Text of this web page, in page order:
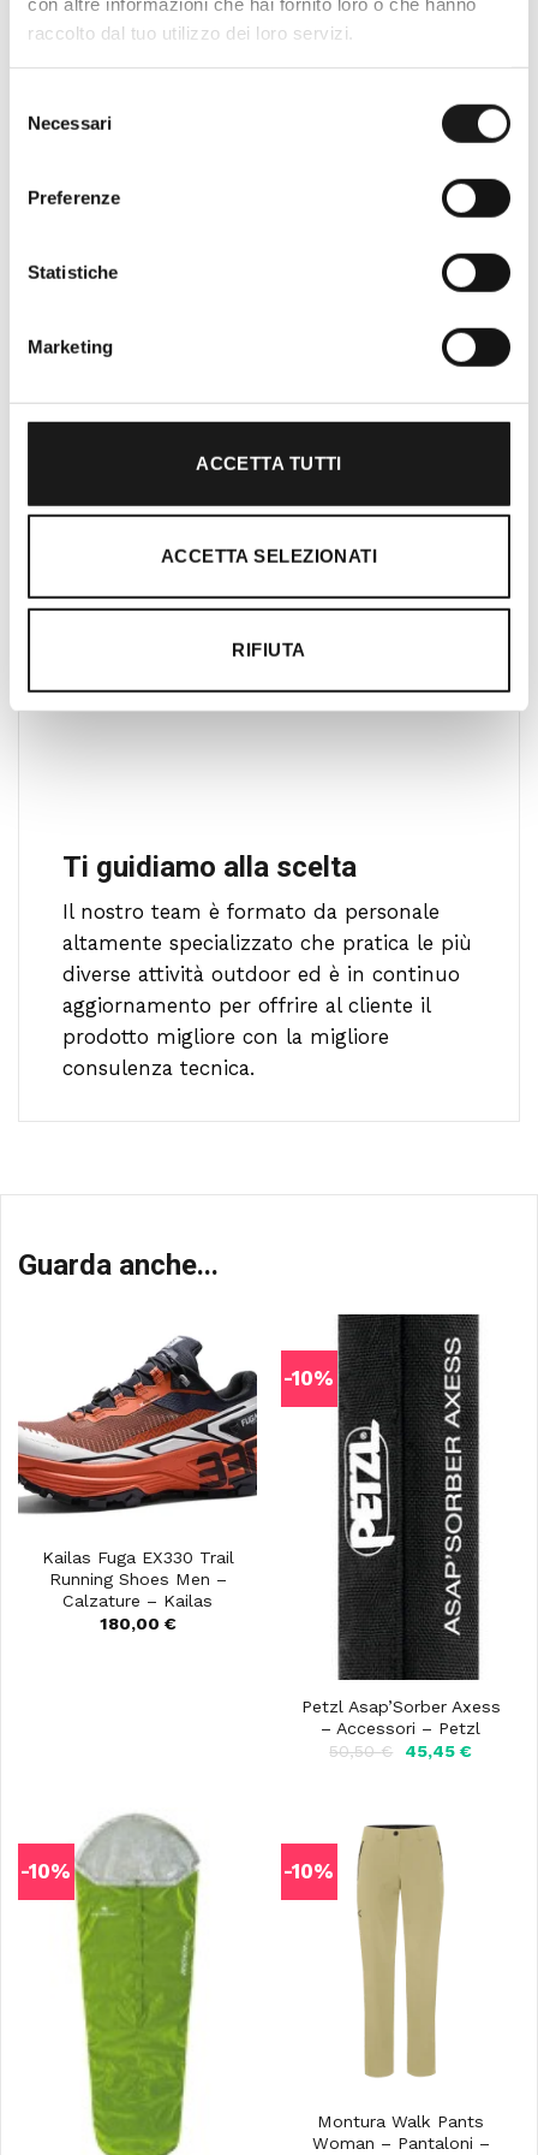
raccolto dal tuo utilizzo dei loro servizi.
delNecessari
Preferenze
Statistiche
Marketing
ACCETTA TUTTI
ACCETTA SELEZIONATI
RIFIUTA
per amanti dell’outdoor a Roma e nel
clienti con professionalità, rendendo
l’acquisto un’esperienza formativa e
Ti guidiamo alla scelta
Il nostro team è formato da personale
altamente specializzato che pratica le più
diverse attività outdoor ed è in continuo
aggiornamento per offrire al cliente il
prodotto migliore con la migliore
consulenza tecnica.
Guarda anche...
Kailas Fuga EX330 Trail
Running Shoes Men –
Calzature – Kailas
180,00 €
-10%
Petzl Asap’Sorber Axess
– Accessori – Petzl
50,50€
Il
45,45 €Il
-10% -10%
Montura Walk Pants
Woman – Pantaloni –